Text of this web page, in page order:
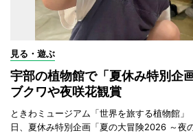
見る・遊ぶ
宇部の植物館で「夏休み特別企
ブクワや夜咲花観賞
ときわミュージアム「世界を旅する植物館」
日、夏休み特別企画「夏の大冒険2026 ～夜